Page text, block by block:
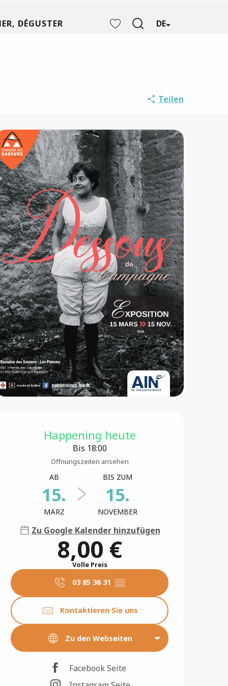
DE
DÉGUSTER
Teilen
Öffnungszeiten &
Happening heute
Bis 18:00
Öffnungszeiten ansehen
AB
15.
MÄRZ
BIS ZUM
15.
NOVEMBER
Zu Google Kalender hinzufügen
8,00 €
Volle Preis
03 85 36 31 ▒▒
Kontaktieren Sie uns
Zu den Webseiten
Facebook Seite